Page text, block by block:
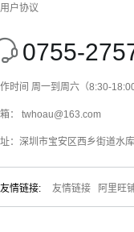
用户协议
0755-
时间 周一到周六（8:30-18:00
： twhoau@163.com
：深圳市宝安区西乡街道水
友情链接: 友情链接 阿里旺